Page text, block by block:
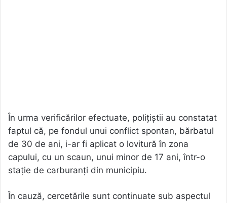
În urma verificărilor efectuate, polițiștii au constatat
faptul că, pe fondul unui conflict spontan, bărbatul
de 30 de ani, i-ar fi aplicat o lovitură în zona
capului, cu un scaun, unui minor de 17 ani, într-o
stație de carburanți din municipiu.
În cauză, cercetările sunt continuate sub aspectul